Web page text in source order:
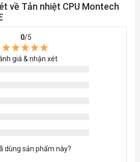
về Tản nhiệt CPU Montech
0/5
giá & nhận xét
dùng sản phẩm này?